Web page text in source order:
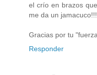
el crío en brazos
me da un
Gracias por tu
Responder